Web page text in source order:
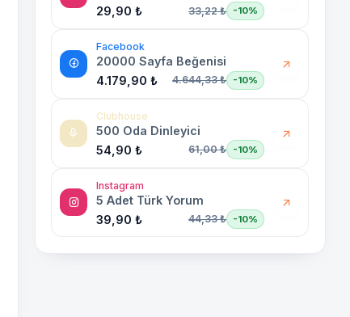
29,90 ₺
33,22 ₺ -10%
Facebook
20000 Sayfa Beğenisi
4.179,90 ₺
4.644,33 ₺ -10%
Clubhouse
500 Oda Dinleyici
54,90 ₺
61,00 ₺ -10%
Instagram
5 Adet Türk Yorum
39,90 ₺
44,33 ₺ -10%